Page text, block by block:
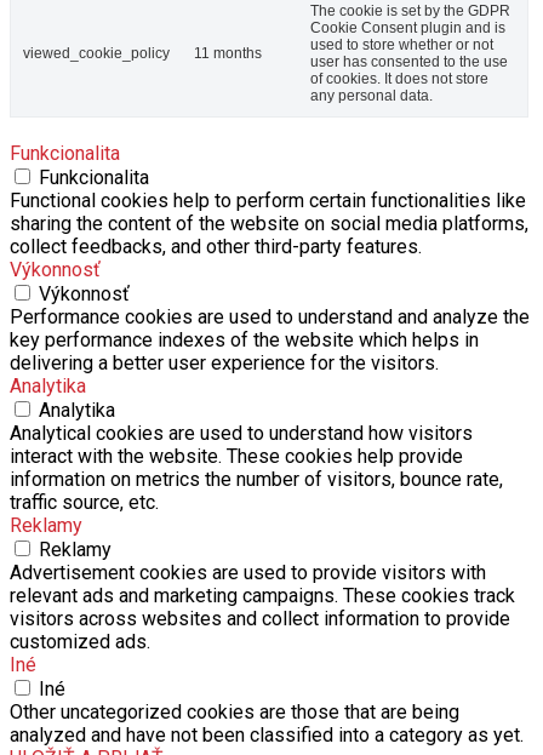
viewed_cookie_policy 11 months
The cookie is set by the GDPR
Cookie Consent plugin and is
used to store whether or not
user has consented to the use
of cookies. It does not store
any personal data.
Funkcionalita
Funkcionalita
Functional cookies help to perform certain functionalities like
sharing the content of the website on social media platforms,
collect feedbacks, and other third-party features.
Výkonnosť
Výkonnosť
Performance cookies are used to understand and analyze the
key performance indexes of the website which helps in
delivering a better user experience for the visitors.
Analytika
Analytika
Analytical cookies are used to understand how visitors
interact with the website. These cookies help provide
information on metrics the number of visitors, bounce rate,
traffic source, etc.
Reklamy
Reklamy
Advertisement cookies are used to provide visitors with
relevant ads and marketing campaigns. These cookies track
visitors across websites and collect information to provide
customized ads.
Iné
Iné
Other uncategorized cookies are those that are being
analyzed and have not been classified into a category as yet.